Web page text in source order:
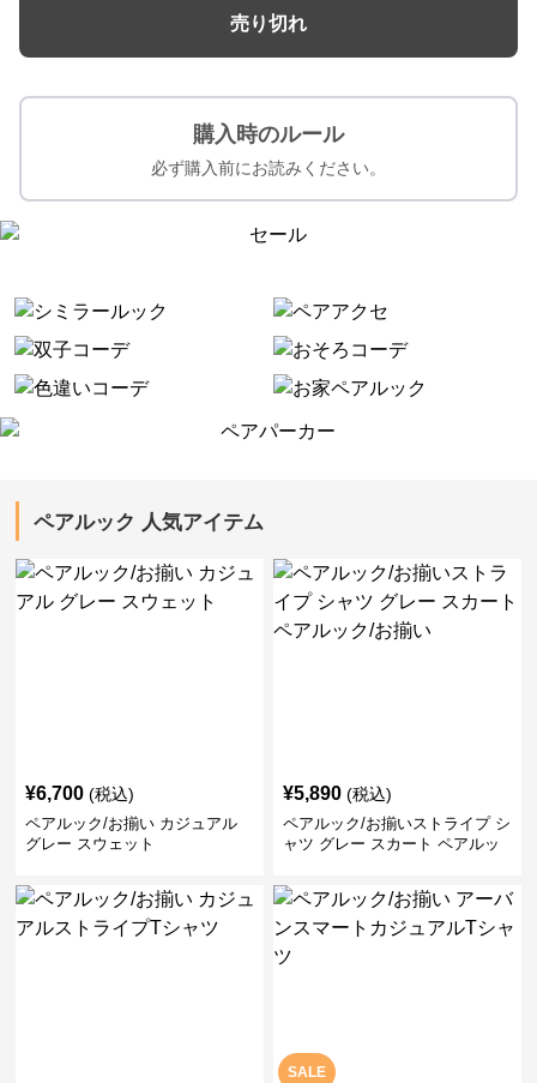
売り切れ
購入時のルール
必ず購入前にお読みください。
ペアルック 人気アイテム
¥6,700 (税込)
ペアルック/お揃い カジュアル
グレー スウェット
¥5,890 (税込)
ペアルック/お揃いストライプ シ
ャツ グレー スカート ペアルッ
SALE